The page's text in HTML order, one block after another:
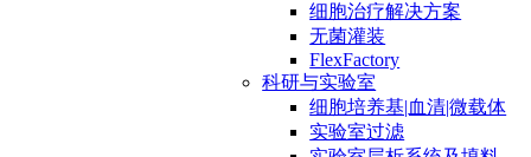
细胞治疗解决方案
无菌灌装
FlexFactory
科研与实验室
细胞培养基|血清|微载体
实验室过滤